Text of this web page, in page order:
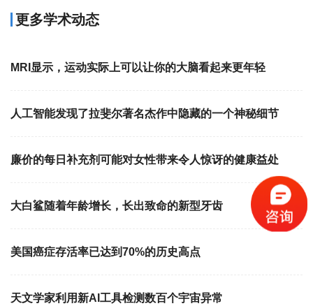
更多学术动态
MRI显示，运动实际上可以让你的大脑看起来更年轻
人工智能发现了拉斐尔著名杰作中隐藏的一个神秘细节
廉价的每日补充剂可能对女性带来令人惊讶的健康益处
大白鲨随着年龄增长，长出致命的新型牙齿
美国癌症存活率已达到70%的历史高点
天文学家利用新AI工具检测数百个宇宙异常